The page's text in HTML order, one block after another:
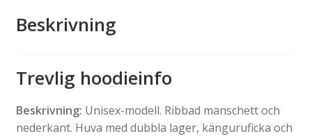
Beskrivning
Trevlig hoodieinfo
Beskrivning: Unisex-modell. Ribbad manschett och
nederkant. Huva med dubbla lager, känguruficka och